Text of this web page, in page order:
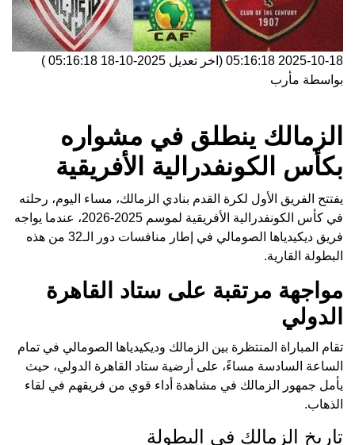
2025-10-18 05:16:18 (اخر تعديل 2025-10-18 05:16:18
)
بواسطة مأرب
الزمالك ينطلق في مشواره
بكأس الكونفدرالية الأفريقية
يفتتح الفريق الأول لكرة القدم بنادي الزمالك، مساء اليوم، رحلته
في كأس الكونفدرالية الأفريقية لموسم 2025-2026، عندما يواجه
فريق ديكيدياها الصومالي في إطار منافسات دور الـ32 من هذه
البطولة القارية.
مواجهة مرتقبة على ستاد القاهرة
الدولي
تقام المباراة المنتظرة بين الزمالك وديكيدياها الصومالي في تمام
الساعة السادسة مساءً، على أرضية ستاد القاهرة الدولي، حيث
يأمل جمهور الزمالك في مشاهدة أداء قوي من فريقهم في لقاء
الذهاب.
تاريخ الزمالك في البطولة